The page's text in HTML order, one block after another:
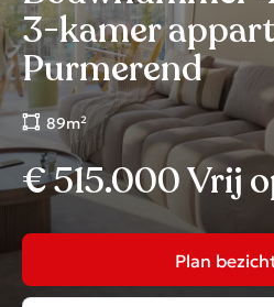
3-kamer
Purmerend
89m²
€ 515.000 Vrij
Plan